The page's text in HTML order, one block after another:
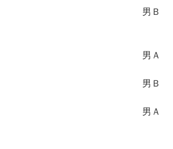
男Ｂ
男Ａ
男Ｂ
男Ａ